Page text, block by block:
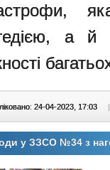
а
24-04-2023, 17:03 |
у ЗЗСО №34 з